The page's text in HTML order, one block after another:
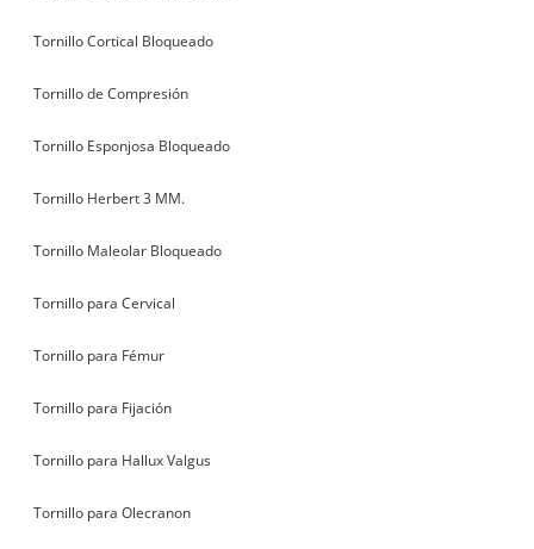
Tornillo Cortical Bloqueado
Tornillo de Compresión
Tornillo Esponjosa Bloqueado
Tornillo Herbert 3 MM.
Tornillo Maleolar Bloqueado
Tornillo para Cervical
Tornillo para Fémur
Tornillo para Fijación
Tornillo para Hallux Valgus
Tornillo para Olecranon